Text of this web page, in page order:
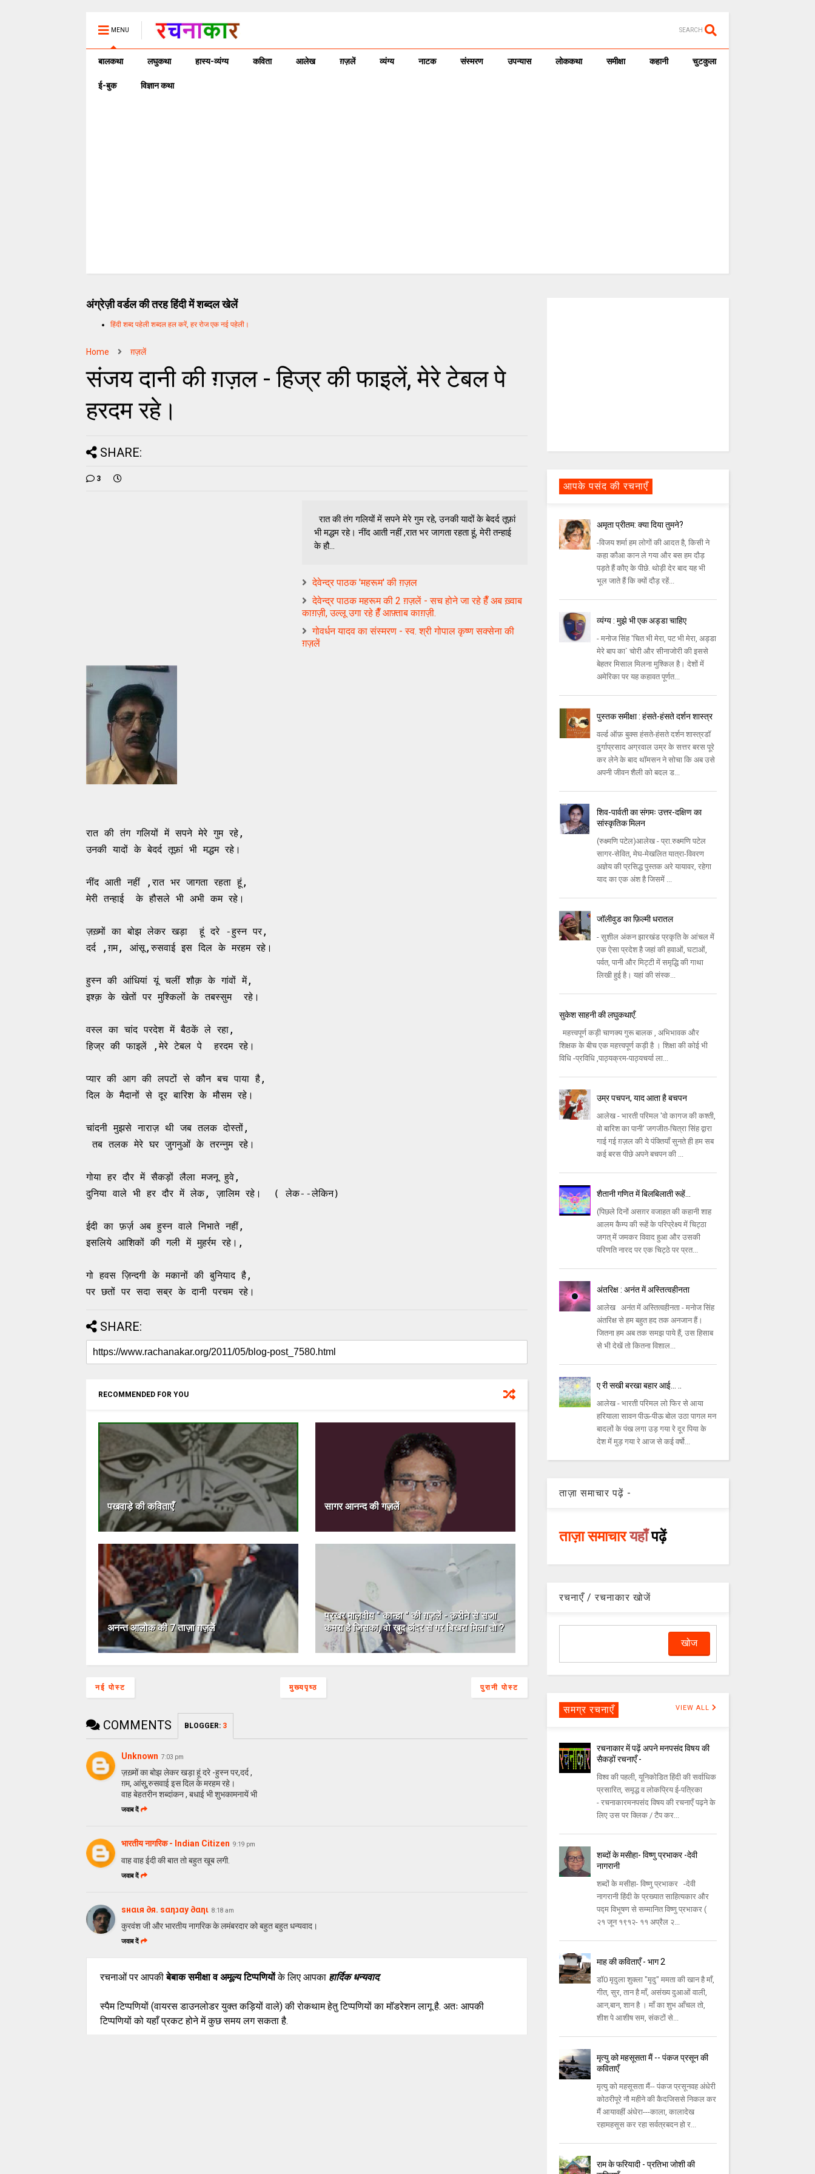
MENU SEARCH
बालकथा लघुकथा हास्य-व्यंग्य कविता आलेख ग़ज़लें व्यंग्य नाटक संस्मरण उपन्यास लोककथा समीक्षा कहानी चुटकुला
ई-बुक विज्ञान कथा
अंग्रेज़ी वर्डल की तरह हिंदी में शब्दल खेलें
हिंदी शब्द पहेली शब्दल हल करें, हर रोज एक नई पहेली।
Home ग़ज़लें
संजय दानी की ग़ज़ल - हिज्र की फाइलें, मेरे टेबल पे
हरदम रहे।
SHARE:
3
रात की तंग गलियों में सपने मेरे गुम रहे, उनकी यादों के बेदर्द तूफ़ां
भी मद्धम रहे। नींद आती नहीं ,रात भर जागता रहता हूं, मेरी तन्हाई
के हौ...
देवेन्द्र पाठक 'महरूम' की ग़ज़ल
देवेन्द्र पाठक महरूम की 2 ग़ज़लें - सच होने जा रहे हैँ अब ख़्वाब
काग़ज़ी, उल्लू उगा रहे हैँ आफ़्ताब काग़ज़ी.
गोवर्धन यादव का संस्मरण - स्व. श्री गोपाल कृष्ण सक्सेना की
ग़ज़लें
रात की तंग गलियों में सपने मेरे गुम रहे,
उनकी यादों के बेदर्द तूफ़ां भी मद्धम रहे।
नींद आती नहीं ,रात भर जागता रहता हूं,
मेरी तन्हाई  के हौसले भी अभी कम रहे।
ज़ख़्मों का बोझ लेकर खड़ा  हूं दरे -हुस्न पर,
दर्द ,ग़म, आंसू,रुसवाई इस दिल के मरहम रहे।
हुस्न की आंधियां यूं चलीं शौक़ के गांवों में,
इश्क़ के खेतों पर मुश्किलों के तबस्सुम  रहे।
वस्ल का चांद परदेश में बैठकें ले रहा,
हिज्र की फाइलें ,मेरे टेबल पे  हरदम रहे।
प्यार की आग की लपटों से कौन बच पाया है,
दिल के मैदानों से दूर बारिश के मौसम रहे।
चांदनी मुझसे नाराज़ थी जब तलक दोस्तों,
तब तलक मेरे घर जुगनुओं के तरन्नुम रहे।
गोया हर दौर में सैकड़ों लैला मजनू हुवे,
दुनिया वाले भी हर दौर में लेक, ज़ालिम रहे।  ( लेक--लेकिन)
ईदी का फ़र्ज़ अब हुस्न वाले निभाते नहीं,
इसलिये आशिकों की गली में मुहर्रम रहे।,
गो हवस ज़िन्दगी के मकानों की बुनियाद है,
पर छतों पर सदा सब्र के दानी परचम रहे।
SHARE:
RECOMMENDED FOR YOU
पखवाड़े की कविताएँ सागर आनन्द की गज़लें
अनन्त आलोक की 7 ताज़ा ग़ज़लें
प्रखर मालवीय " कान्हा " की ग़ज़लें - क़रीने से सजा
कमरा है जिसका, वो ख़ुद अंदर से गर बिखरा मिला तो ?
नई पोस्ट पुरानी पोस्ट
मुख्यपृष्ठ
COMMENTS BLOGGER: 3
Unknown 7:03 pm
ज़ख़्मों का बोझ लेकर खड़ा हूं दरे -हुस्न पर,दर्द ,
ग़म, आंसू,रुसवाई इस दिल के मरहम रहे।
वाह बेहतरीन शब्दांकन , बधाई भी शुभकामनायें भी
जवाब दें
भारतीय नागरिक - Indian Citizen 9:19 pm
वाह वाह ईदी की बात तो बहुत खूब लगी.
जवाब दें
ѕнαιя ∂я. ѕαηנαу ∂αηι 8:18 am
कुरवंश जी और भारतीय नागरिक के लमंबरदार को बहुत बहुत धन्यवाद।
जवाब दें
रचनाओं पर आपकीबेबाक समीक्षा व अमूल्य टिप्पणियोंके लिए आपका हार्दिक धन्यवाद.
स्पैम टिप्पणियों (वायरस डाउनलोडर युक्त कड़ियों वाले) की रोकथाम हेतु टिप्पणियों का मॉडरेशन लागू है. अतः आपकी
टिप्पणियों को यहाँ प्रकट होने में कुछ समय लग सकता है.
आपके पसंद की रचनाएँ
अमृता प्रीतम: क्या दिया तुमने?
-विजय शर्मा हम लोगों की आदत है, किसी ने
कहा कौआ कान ले गया और बस हम दौड़
पड़ते हैं कौए के पीछे. थोड़ी देर बाद यह भी
भूल जाते हैं कि क्यों दौड़ रहें...
व्यंग्य : मुझे भी एक अड्डा चाहिए
- मनोज सिंह 'चित भी मेरा, पट भी मेरा, अड्डा
मेरे बाप का` चोरी और सीनाजोरी की इससे
बेहतर मिसाल मिलना मुश्किल है। देशों में
अमेरिका पर यह कहावत पूर्णत...
पुस्तक समीक्षा : हंसते-हंसते दर्शन शास्त्र
वर्ल्ड ऑफ़ बुक्स हंसते-हंसते दर्शन शास्त्रडॉ
दुर्गाप्रसाद अग्रवाल उम्र के सत्तर बरस पूरे
कर लेने के बाद थॉमसन ने सोचा कि अब उसे
अपनी जीवन शैली को बदल ड...
शिव-पार्वती का संगमः उत्तर-दक्षिण का
सांस्कृतिक मिलन
(रुक्ष्मणि पटेल)आलेख - प्रा.रुक्ष्मणि पटेल
सागर-सेवित, मेघ-मेखलित यात्रा-विवरण
अज्ञेय की प्रसिद्ध पुस्तक अरे यायावर, रहेगा
याद का एक अंश है जिसमें ...
जॉलीवुड का फ़िल्मी धरातल
- सुशील अंकन झारखंड प्रकृति के आंचल में
एक ऐसा प्रदेश है जहां की हवाओं, घटाओं,
पर्वत, पानी और मिट्टी में समृद्धि की गाथा
लिखी हुई है। यहां की संस्क...
सुकेश साहनी की लघुकथाएँ.
महत्त्वपूर्ण कड़ी चाणक्य गुरू बालक , अभिभावक और
शिक्षक के बीच एक महत्त्वपूर्ण कड़ी है । शिक्षा की कोई भी
विधि -प्रविधि ,पाठ्यक्रम-पाठ्यचर्या ला...
उम्र पचपन, याद आता है बचपन
आलेख - भारती परिमल 'वो कागज की कश्ती,
वो बारिश का पानी' जगजीत-चित्रा सिंह द्वारा
गाई गई ग़ज़ल की ये पंक्तियाँ सुनते ही हम सब
कई बरस पीछे अपने बचपन की ...
शैतानी गणित में बिलबिलाती रूहें...
(पिछले दिनों असग़र वजाहत की कहानी शाह
आलम कैम्प की रूहें के परिप्रेक्ष्य में चिट्ठा
जगत् में जमकर विवाद हुआ और उसकी
परिणति नारद पर एक चिट्ठे पर प्रत...
अंतरिक्ष : अनंत में अस्तित्वहीनता
आलेख अनंत में अस्तित्वहीनता - मनोज सिंह
अंतरिक्ष से हम बहुत हद तक अनजान हैं।
जितना हम अब तक समझ पाये हैं, उस हिसाब
से भी देखें तो कितना विशाल...
ए री सखी बरखा बहार आई... ..
आलेख - भारती परिमल लो फिर से आया
हरियाला सावन पीऊ-पीऊ बोल उठा पागल मन
बादलों के पंख लगा उड़ गया रे दूर पिया के
देश में मुड़ गया रे आज से कई वर्षो...
ताज़ा समाचार पढ़ें -
ताज़ा समाचारयहाँपढ़ें
रचनाएँ / रचनाकार खोजें
समग्र रचनाएँ VIEW ALL
रचनाकार में पढ़ें अपने मनपसंद विषय की
सैकड़ों रचनाएँ -
विश्व की पहली, यूनिकोडित हिंदी की सर्वाधिक
प्रसारित, समृद्ध व लोकप्रिय ई-पत्रिका
- रचनाकारमनपसंद विषय की रचनाएँ पढ़ने के
लिए उस पर क्लिक / टैप कर...
शब्दों के मसीहा- विष्णु प्रभाकर -देवी
नागरानी
शब्दों के मसीहा- विष्णु प्रभाकर -देवी
नागरानी हिंदी के प्रख्यात साहित्यकार और
पद्म विभूषण से सम्मानित विष्णु प्रभाकर (
२१ जून १९१२- ११ अप्रैल २...
माह की कविताएँ - भाग 2
डॉ0 मृदुला शुक्ला "मृदु" ममता की खान है माँ,
गीत, सुर, तान है माँ, असंख्य दुआओं वाली,
आन,बान, शान है । माँ का शुभ आँचल तो,
शीश पे आशीष सम, संकटों से...
मृत्यु को महसूसता मैं -- पंकज प्रसून की
कविताएँ
मृत्यु को महसूसता मैं-- पंकज प्रसूनवह अंधेरी
कोठरीपूरे नौ महीने की कैदजिससे निकल कर
मैं आयावहीं अंधेरा---काला, कालादेख
रहामहसूस कर रहा सर्वत्रबदन हो र...
राम के फरियादी - प्रतिभा जोशी की